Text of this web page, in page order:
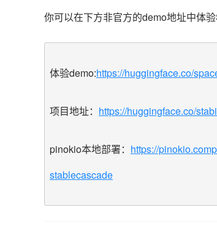
你可以在下方非官方的demo地址中体
体验demo:https://huggingface.co/
项目地址： https://huggingface.co/
pinokio本地部署： https://
stablecascade